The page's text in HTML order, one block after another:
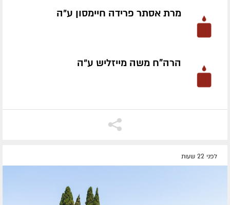
מרת אסתר פרידה חיימסון ע״ה
הרה"ח משה מייזליש ע״ה
לפני 22 שעות